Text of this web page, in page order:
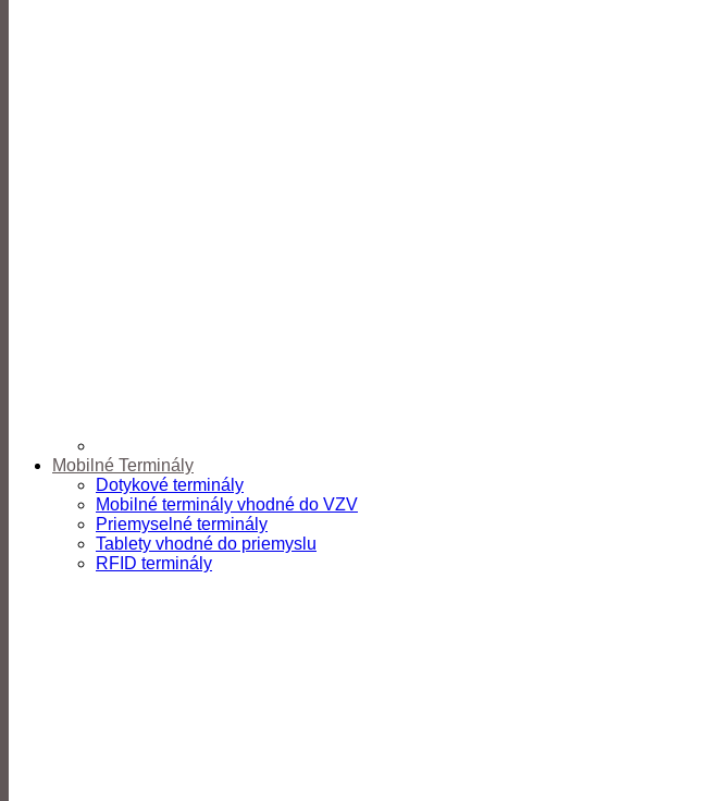
Mobilné Terminály
Dotykové terminály
Mobilné terminály vhodné do VZV
Priemyselné terminály
Tablety vhodné do priemyslu
RFID terminály